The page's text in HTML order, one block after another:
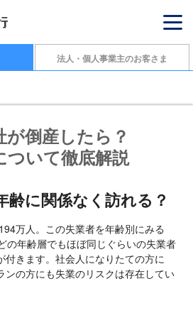
法人・個人事業主のお客さま
が倒産したら？
ついて徹底解説
齢に関係なく訪れる？
万人。この失業者を年齢別にみる
の年齢層でもほぼ同じぐらいの失業者
付きます。社会人になりたての方に
ンの方にも失業のリスクは存在してい